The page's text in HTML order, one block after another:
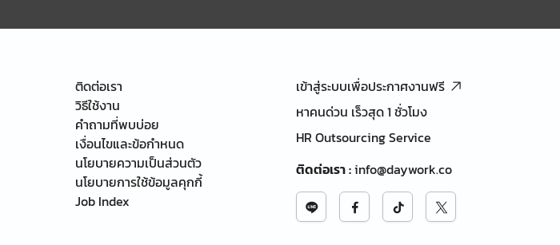
ติดต่อเรา
วิธีใช้งาน
คำถามที่พบบ่อย
เงื่อนไขและข้อกำหนด
นโยบายความเป็นส่วนตัว
นโยบายการใช้ข้อมูลคุกกี้
Job Index
เข้าสู่ระบบเพื่อประกาศงานฟรี
หาคนด่วน เร็วสุด 1 ชั่วโมง
HR Outsourcing Service
ติดต่อเรา:info@daywork.co